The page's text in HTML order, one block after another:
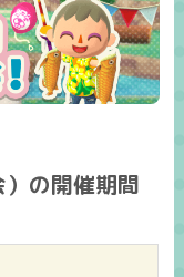
の開催期間